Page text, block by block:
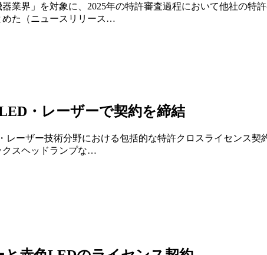
業界」を対象に、2025年の特許審査過程において他社の
めた（ニュースリリース…
・レーザーで契約を締結
レーザー技術分野における包括的な特許クロスライセンス
クスヘッドランプな…